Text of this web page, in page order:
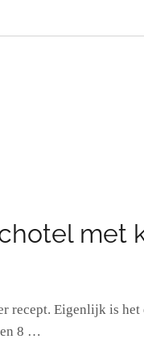
met
recept. Eigenlijk is het
8 …